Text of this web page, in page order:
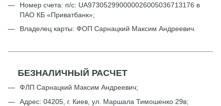
Номер счета: п/с: UА973052990000026005036713176 в
ПАО КБ «Приватбанк»;
Владелец карты: ФОП Сарнацкий Максим Андреевич.
БЕЗНАЛИЧНЫЙ РАСЧЕТ
ФЛП Сарнацкий Максим Андреевич;
Адрес: 04205, г. Киев, ул. Маршала Тимошенко 29в;